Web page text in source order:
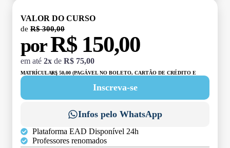
VALOR DO CURSO
de R$ 300,00
porR$ 150,00
em até 2x de R$ 75,00
MATRÍCULA:R$ 50,00 (PAGÁVEL NO BOLETO, CARTÃO DE CRÉDITO E
Inscreva-se
Infos pelo WhatsApp
Plataforma EAD Disponível 24h
Professores renomados